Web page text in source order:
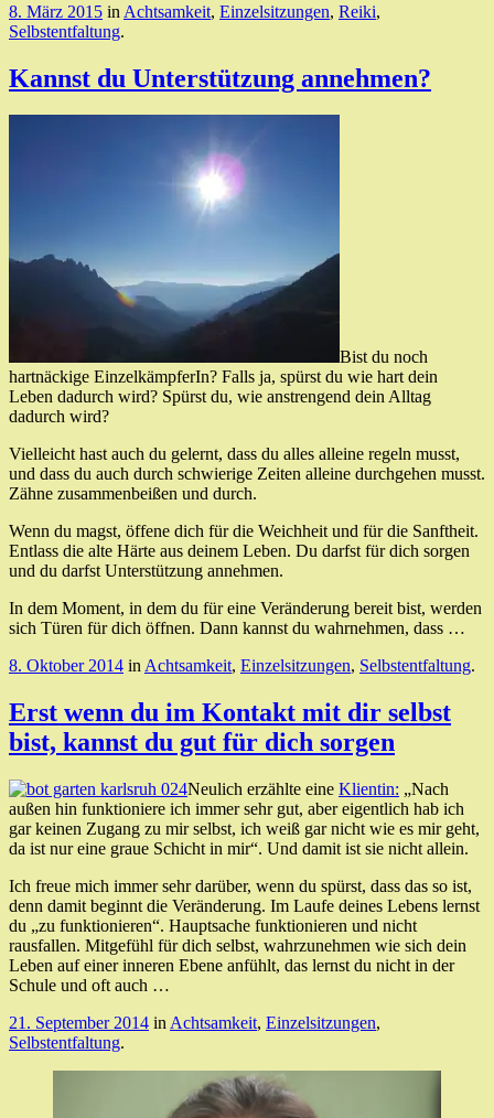
8. März 2015 in Achtsamkeit, Einzelsitzungen, Reiki,
Selbstentfaltung.
Kannst du Unterstützung annehmen?
Bist du noch
hartnäckige EinzelkämpferIn? Falls ja, spürst du wie hart dein
Leben dadurch wird? Spürst du, wie anstrengend dein Alltag
dadurch wird?
Vielleicht hast auch du gelernt, dass du alles alleine regeln musst,
und dass du auch durch schwierige Zeiten alleine durchgehen musst.
Zähne zusammenbeißen und durch.
Wenn du magst, öffene dich für die Weichheit und für die Sanftheit.
Entlass die alte Härte aus deinem Leben. Du darfst für dich sorgen
und du darfst Unterstützung annehmen.
In dem Moment, in dem du für eine Veränderung bereit bist, werden
sich Türen für dich öffnen. Dann kannst du wahrnehmen, dass …
8. Oktober 2014 inAchtsamkeit, Einzelsitzungen, Selbstentfaltung.
Erst wenn du im Kontakt mit dir selbst
bist, kannst du gut für dich sorgen
Neulich erzählte eine Klientin: „Nach
außen hin funktioniere ich immer sehr gut, aber eigentlich hab ich
gar keinen Zugang zu mir selbst, ich weiß gar nicht wie es mir geht,
da ist nur eine graue Schicht in mir“. Und damit ist sie nicht allein.
Ich freue mich immer sehr darüber, wenn du spürst, dass das so ist,
denn damit beginnt die Veränderung. Im Laufe deines Lebens lernst
du „zu funktionieren“. Hauptsache funktionieren und nicht
rausfallen. Mitgefühl für dich selbst, wahrzunehmen wie sich dein
Leben auf einer inneren Ebene anfühlt, das lernst du nicht in der
Schule und oft auch …
21. September 2014 in Achtsamkeit, Einzelsitzungen,
Selbstentfaltung.